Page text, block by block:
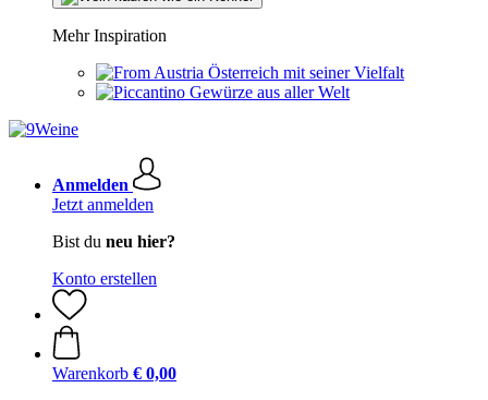
Mehr Inspiration
Österreich mit seiner Vielfalt
Gewürze aus aller Welt
Anmelden
Jetzt anmelden
Bist du neu hier?
Konto erstellen
Warenkorb € 0,00